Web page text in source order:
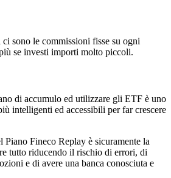
sono le commissioni fisse su ogni
se investi importi molto piccoli.
di accumulo ed utilizzare gli ETF è uno
intelligenti ed accessibili per far crescere
Fineco Replay è sicuramente la
tutto riducendo il rischio di errori, di
e di avere una banca conosciuta e